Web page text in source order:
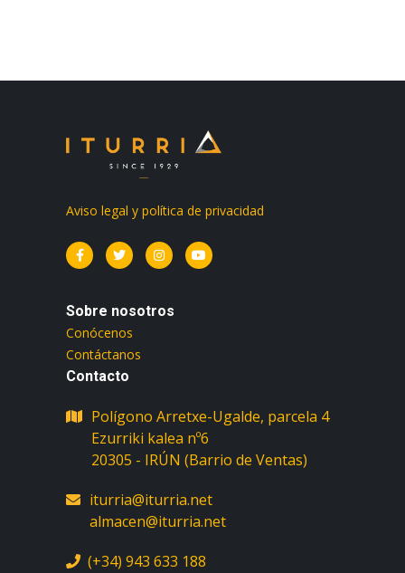
Aviso legal y política de privacidad
Sobre nosotros
Conócenos
Contáctanos
Contacto
Polígono Arretxe-Ugalde, parcela 4
Ezurriki kalea nº6
iturria@iturria.net
almacen@iturria.net
(+34) 943 633 188